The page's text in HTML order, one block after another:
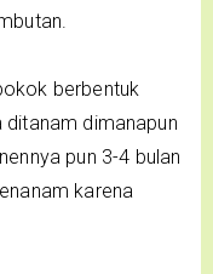
berbentuk
ditanam dimanapun
pun 3-4 bulan
karena